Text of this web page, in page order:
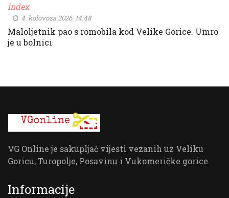
index
4. kolovoza 2026. 14:48
Maloljetnik pao s romobila kod Velike Gorice. Umro
je u bolnici
VG Online je sakupljač vijesti vezanih uz Veliku
Goricu, Turopolje, Posavinu i Vukomeričke gorice.
Informacije